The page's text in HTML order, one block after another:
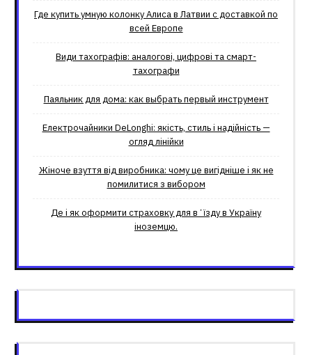
Где купить умную колонку Алиса в Латвии с доставкой по
всей Европе
Види тахографів: аналогові, цифрові та смарт-
тахографи
Паяльник для дома: как выбрать первый инструмент
Електрочайники DeLonghi: якість, стиль і надійність —
огляд лінійки
Жіноче взуття від виробника: чому це вигідніше і як не
помилитися з вибором
Де і як оформити страховку для вʼїзду в Україну
іноземцю.